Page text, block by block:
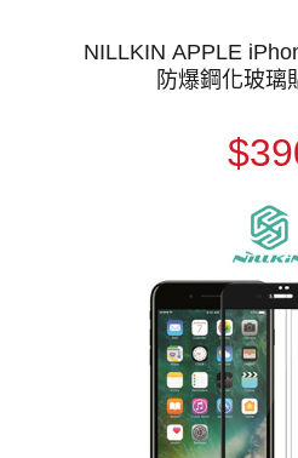
NILLKIN APPLE
防爆鋼化玻璃